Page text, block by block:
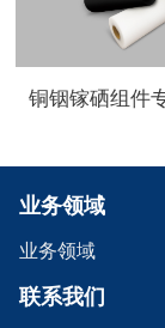
业务领域
业务领域
联系我们